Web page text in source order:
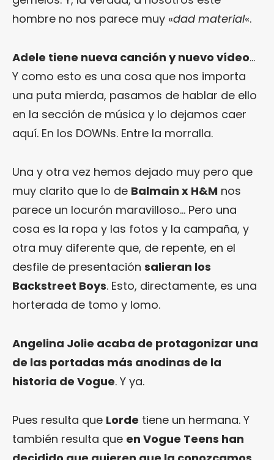
hombre no nos parece muy «dad material«.
Adele tiene nueva canción y nuevo vídeo…
Y como esto es una cosa que nos importa
una puta mierda, pasamos de hablar de ello
en la sección de música y lo dejamos caer
aquí. En los DOWNs. Entre la morralla.
Una y otra vez hemos dejado muy pero que
muy clarito que lo de Balmain x H&M nos
parece un locurón maravilloso… Pero una
cosa es la ropa y las fotos y la campaña, y
otra muy diferente que, de repente, en el
desfile de presentación salieran los
Backstreet Boys. Esto, directamente, es una
horterada de tomo y lomo.
Angelina Jolie acaba de protagonizar una
de las portadas más anodinas de la
historia de Vogue. Y ya.
Pues resulta que Lorde tiene un hermana. Y
también resulta que en Vogue Teens han